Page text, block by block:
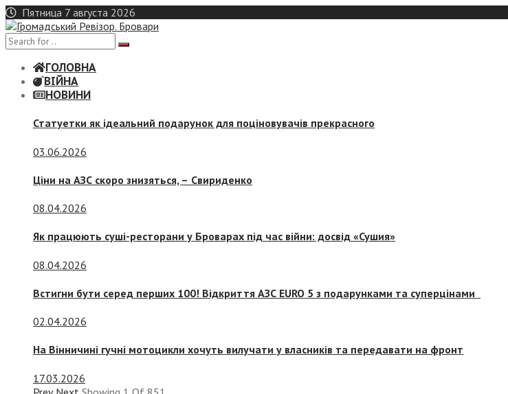
Skip
to
content
Пятница 7 августа 2026
ГОЛОВНА
ВІЙНА
НОВИНИ
Статуетки як ідеальний подарунок для поціновувачів прекрасного
03.06.2026
Ціни на АЗС скоро знизяться, – Свириденко
08.04.2026
Як працюють суші-ресторани у Броварах під час війни: досвід «Сушия»
08.04.2026
Встигни бути серед перших 100! Відкриття АЗС EURO 5 з подарунками та суперцінами
02.04.2026
На Вінничині гучні мотоцикли хочуть вилучати у власників та передавати на фронт
17.03.2026